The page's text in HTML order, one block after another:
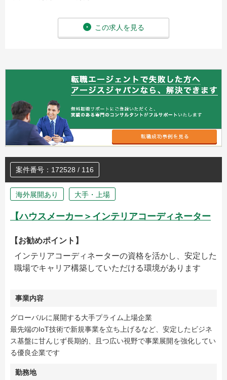
この求人を見る
案件番号：172528 / 116
海外展開あり 大手・上場
【ハウスメーカー＞インテリアコーディネーター
【お勧めポイント】
インテリアコーディネーターの資格を活かし、安定した
職場でキャリア構築していただける環境があります
事業内容
グローバルに展開する大手プライム上場企業
最先端のIoT技術で新規事業を立ち上げるなど、安定したビジネ
ス基盤に甘んじず長期的、且つ広い視野で事業展開を強化してい
る優良企業です
勤務地